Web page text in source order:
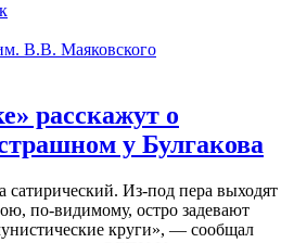
В.В. Маяковского
расскажут о
у Булгакова
сатирический. Из-под пера выходят
по-видимому, остро задевают
круги», — сообщал